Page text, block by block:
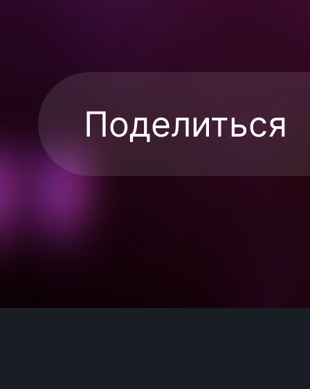
Поделиться